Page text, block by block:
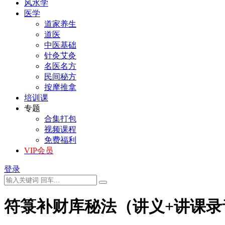
风水学
医学
道家养生
道医
中医基础
针灸艾灸
名医名方
民间秘方
按摩推拿
培训课
专题
合集打包
视频课程
免费福利
VIP会员
登录
符箓补财库秘法（讲义+讲课